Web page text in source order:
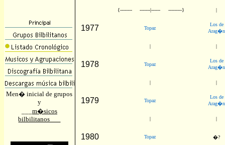
Men� inicial de grupos
y
m�sicos
bilbilitanos___
{-------- -------|------ ---------} |
1977 Topaz
Los de
Arag�n
| |
1978 Topaz
Los de
Arag�n
| |
1979 Topaz
Los de
Arag�n
| |
1980 Topaz �?